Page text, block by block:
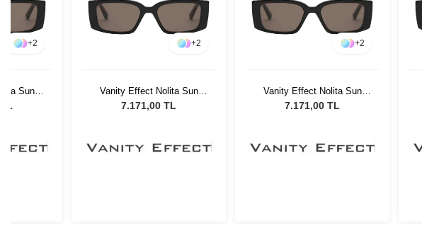
+2
Sun
+2
Vanity Effect Nolita Sun
Black Kadın Güneş Gözlüğü
7.171,00 TL
+2
Vanity Effect Nolita Sun
Black Kadın Güneş Gözlüğü
7.171,00 TL